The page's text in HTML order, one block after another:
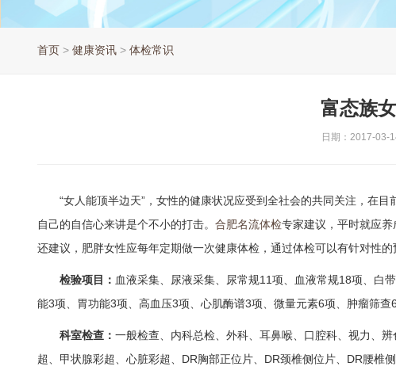
首页 > 健康资讯 > 体检常识
富态族
日期：2017-03-
“女人能顶半边天”，女性的健康状况应受到全社会的共同关注，在目
自己的自信心来讲是个不小的打击。 合肥名流体检专家建议，平时就应
还建议，肥胖女性应每年定期做一次健康体检，通过体检可以有针对性
检验项目： 血液采集、尿液采集、尿常规11项、血液常规18项、白
能3项、胃功能3项、高血压3项、心肌酶谱3项、微量元素6项、肿瘤筛查6
科室检查： 一般检查、内科总检、外科、耳鼻喉、口腔科、视力、
超、甲状腺彩超、心脏彩超、DR胸部正位片、DR颈椎侧位片、DR腰椎